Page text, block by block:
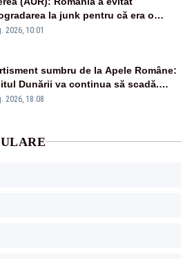
la junk pentru că era o
pentru bănci și fondurile de
2026, 10:01
sumbru de la Apele Române:
Dunării va continua să scadă.
s-ar putea închide în 4 zile
2026, 18:08